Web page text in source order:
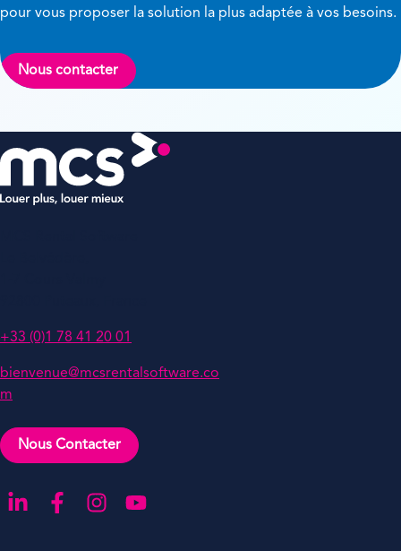
pour vous proposer la solution la plus adaptée à vos besoins.
Nous contacter
+33 (0)1 78 41 20 01
bienvenue@mcsrentalsoftware.co
m
Nous Contacter
Aller sur notre page LinkedIn
Aller sur notre page Facebook
Aller sur notre compte Instagram
Aller sur notre chaîne YouTube